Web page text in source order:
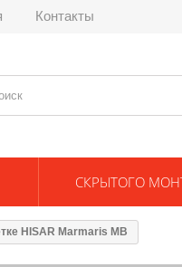
Контакты
СКРЫТОГО
HISAR Marmaris MB